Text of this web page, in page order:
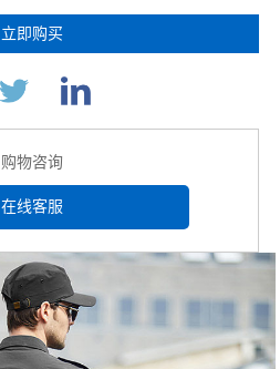
立即购买
购物咨询
在线客服